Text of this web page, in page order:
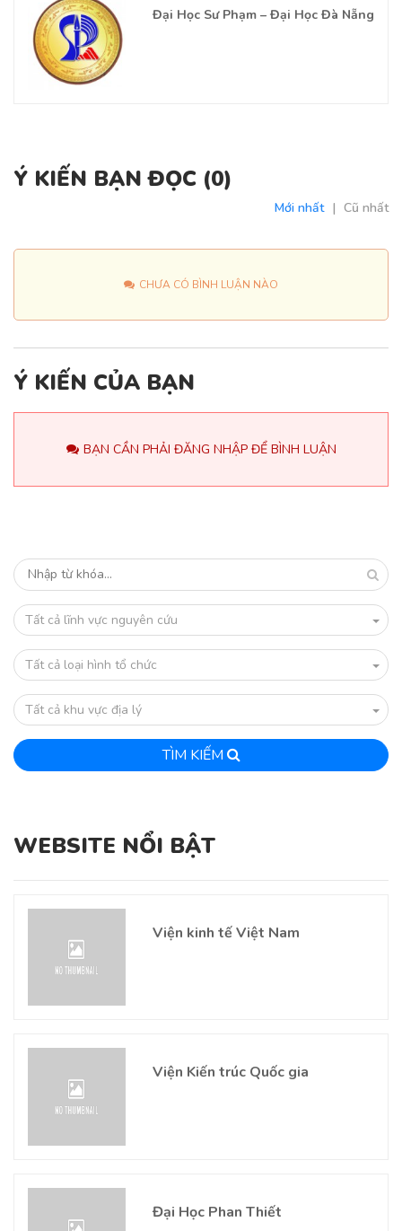
Đại Học Sư Phạm – Đại Học Đà Nẵng
Ý KIẾN BẠN ĐỌC (0)
Mới nhất | Cũ nhất
CHƯA CÓ BÌNH LUẬN NÀO
Ý KIẾN CỦA BẠN
BẠN CẦN PHẢI ĐĂNG NHẬP ĐỂ BÌNH LUẬN
Tất cả lĩnh vực nguyên cứu
Tất cả loại hình tổ chức
Tất cả khu vực địa lý
TÌM KIẾM
WEBSITE NỔI BẬT
Viện kinh tế Việt Nam
Viện Kiến trúc Quốc gia
Đại Học Phan Thiết